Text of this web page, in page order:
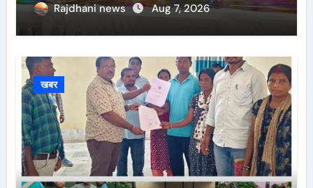
Rajdhani news Aug 7, 2026
खबर